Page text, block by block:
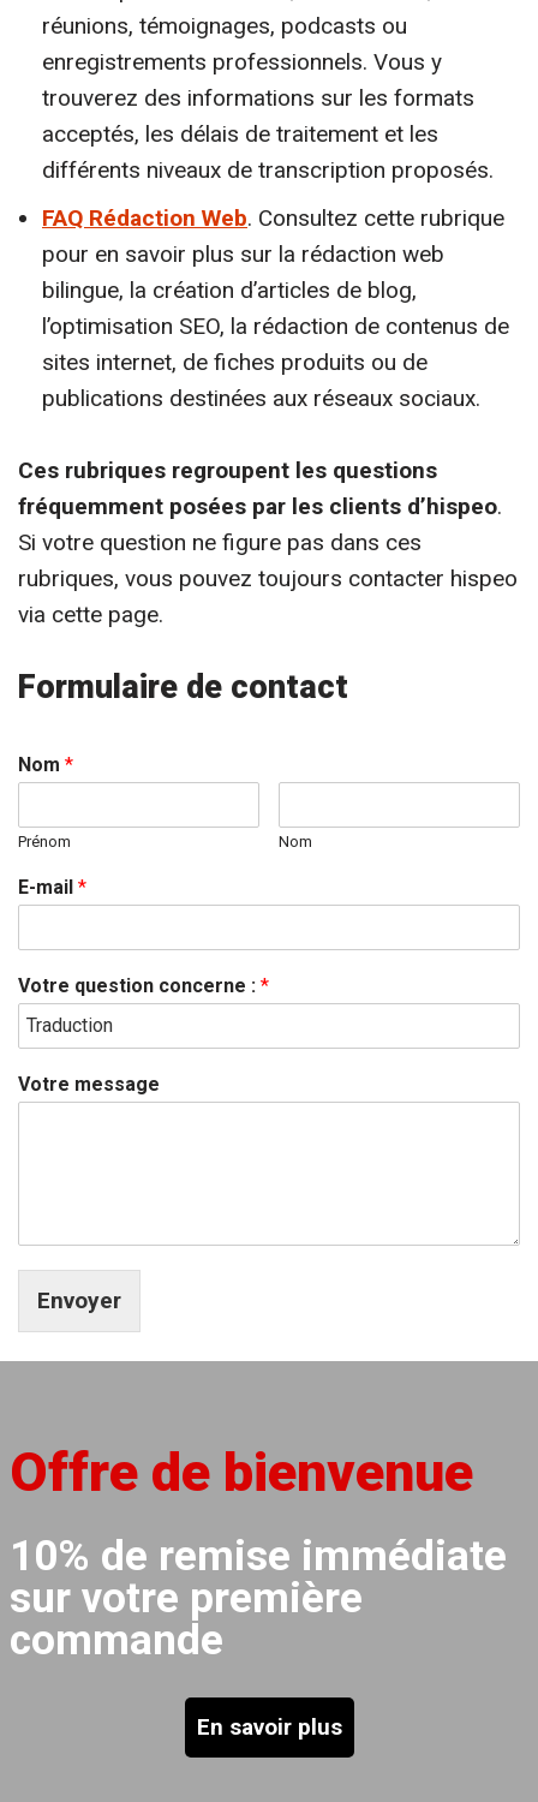
réunions, témoignages, podcasts ou
enregistrements professionnels. Vous y
trouverez des informations sur les formats
acceptés, les délais de traitement et les
différents niveaux de transcription proposés.
FAQ Rédaction Web. Consultez cette rubrique
pour en savoir plus sur la rédaction web
bilingue, la création d’articles de blog,
l’optimisation SEO, la rédaction de contenus de
sites internet, de fiches produits ou de
publications destinées aux réseaux sociaux.
Ces rubriques regroupent les questions
fréquemment posées par les clients d’hispeo.
Si votre question ne figure pas dans ces
rubriques, vous pouvez toujours contacter hispeo
via cette page.
Formulaire de contact
Nom *
Prénom Nom
E-mail *
Votre question concerne : *
Votre message
Envoyer
Offre de bienvenue
10% de remise immédiate
sur votre première
commande
En savoir plus